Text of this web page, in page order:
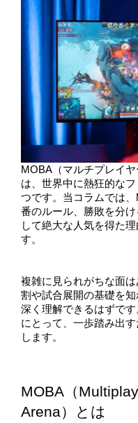
MOBA（マルチプレイヤ
は、世界中に熱狂的な
つです。当コラムでは
番のルール、勝敗を分
して絶大な人気を得た
す。
複雑に見られがちな面
割や試合展開の基礎を
深く理解できるはずで
にとって、一歩踏み出
します。
MOBA（
Arena）とは